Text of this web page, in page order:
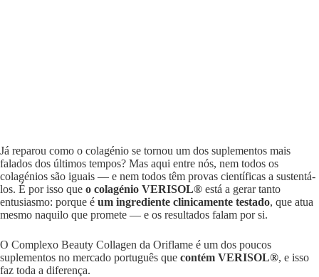
Já reparou como o colagénio se tornou um dos suplementos mais
falados dos últimos tempos? Mas aqui entre nós, nem todos os
colagénios são iguais — e nem todos têm provas científicas a sustentá-
los. É por isso que o colagénio VERISOL® está a gerar tanto
entusiasmo: porque é um ingrediente clinicamente testado, que atua
mesmo naquilo que promete — e os resultados falam por si.
O Complexo Beauty Collagen da Oriflame é um dos poucos
suplementos no mercado português que contém VERISOL®, e isso
faz toda a diferença.